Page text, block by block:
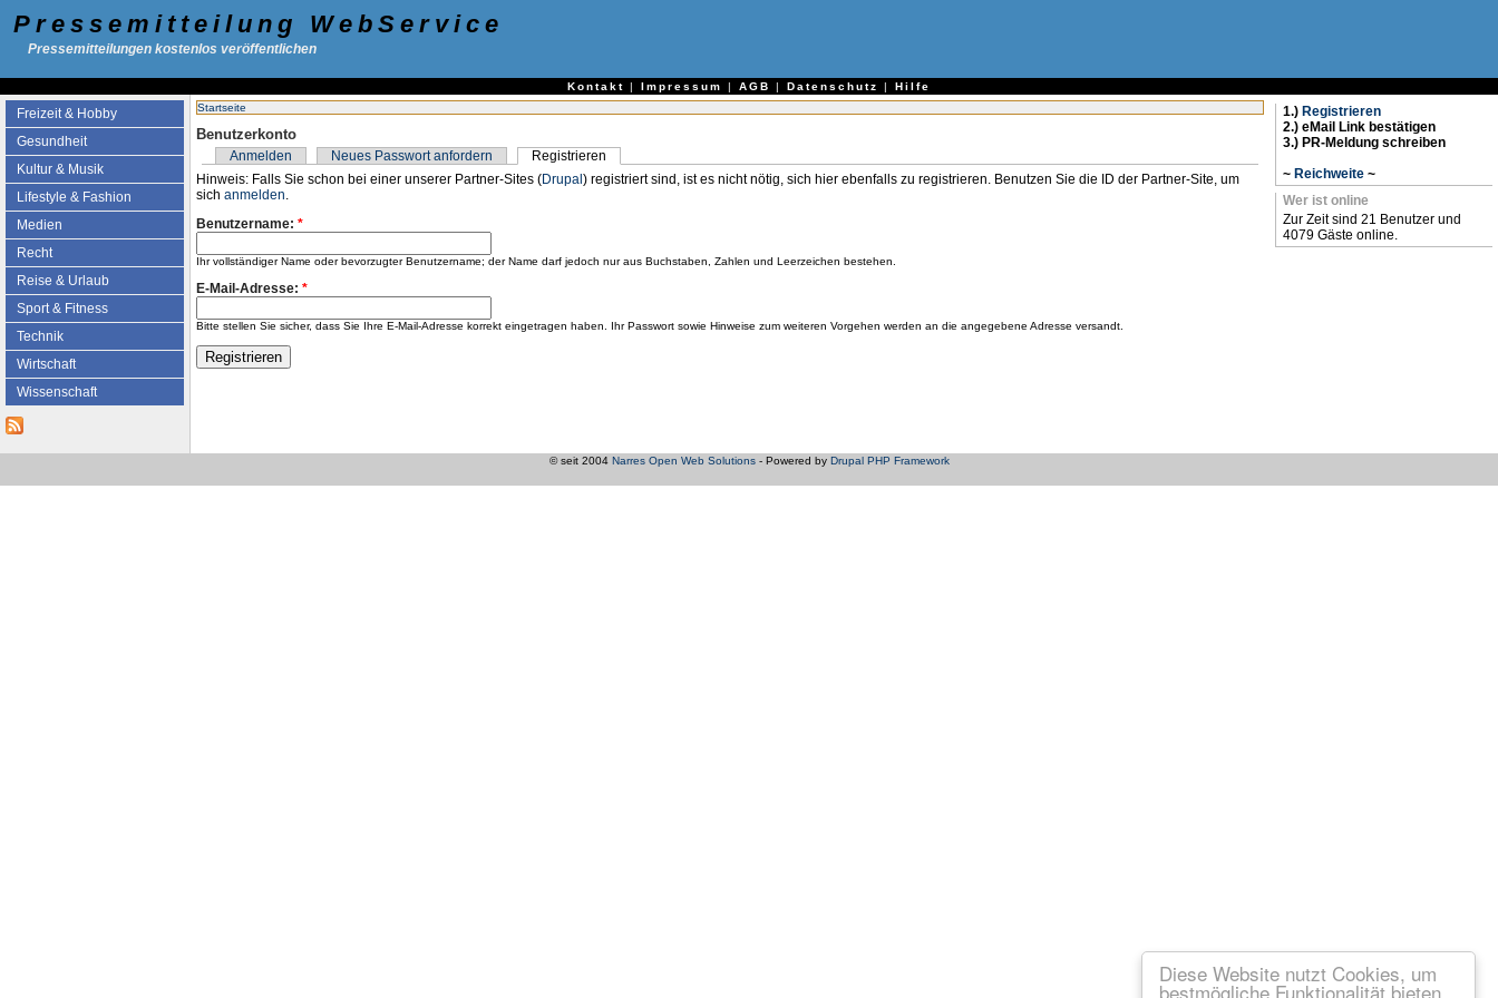
Diese Website nutzt Cookies, um
bestmögliche Funktionalität bieten
Pressemitteilung WebService
Pressemitteilungen kostenlos veröffentlichen
Kontakt | Impressum | AGB | Datenschutz | Hilfe
Freizeit & Hobby
Gesundheit
Kultur & Musik
Lifestyle & Fashion
Medien
Recht
Reise & Urlaub
Sport & Fitness
Technik
Wirtschaft
Wissenschaft
Startseite
Benutzerkonto
Anmelden Neues Passwort anfordern
Registrieren
Hinweis: Falls Sie schon bei einer unserer Partner-Sites (Drupal) registriert sind, ist es nicht nötig, sich hier ebenfalls zu registrieren. Benutzen Sie die ID der Partner-Site, um
sich anmelden
Benutzername: *
Ihr vollständiger Name oder bevorzugter Benutzername; der Name darf jedoch nur aus Buchstaben, Zahlen und Leerzeichen bestehen.
E-Mail-Adresse: *
Bitte stellen Sie sicher, dass Sie Ihre E-Mail-Adresse korrekt eingetragen haben. Ihr Passwort sowie Hinweise zum weiteren Vorgehen werden an die angegebene Adresse versandt.
1.) Registrieren
2.) eMail Link bestätigen
3.) PR-Meldung schreiben
~ Reichweite ~
Wer ist online
Zur Zeit sind 21 Benutzer und
4079 Gäste online.
© seit 2004 Narres Open Web Solutions- Powered by Drupal PHP Framework